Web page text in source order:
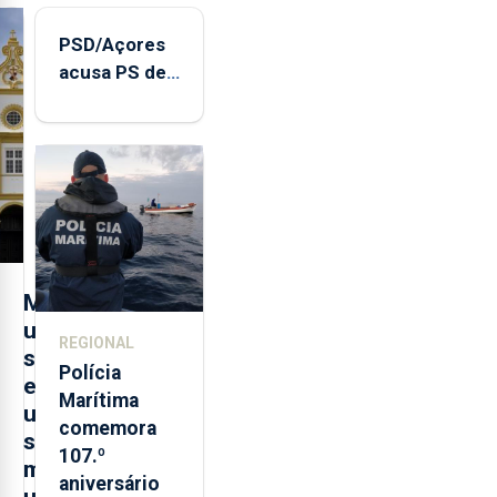
M
u
s
e
u
s
m
PSD/Açores
acusa PS de
contraditória"
sobre
evolução
turística
REGIONAL
Polícia
Marítima
comemora
107.º
aniversário